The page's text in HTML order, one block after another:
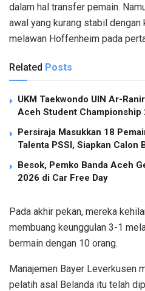
dalam hal transfer pemain.
awal yang kurang stabil dengan
melawan Hoffenheim pada
Related Posts
UKM Taekwondo UIN Ar-
Aceh Student Championship
Persiraja Masukkan 18
Talenta PSSI, Siapkan Calon
Besok, Pemko Banda Aceh
2026 di Car Free Day
Pada akhir pekan, mereka
membuang keunggulan 3-1
bermain dengan 10 orang.
Manajemen Bayer Leverkusen
pelatih asal Belanda itu telah